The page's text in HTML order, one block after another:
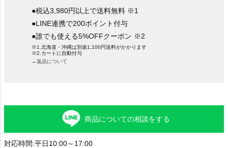
●税込3,980円以上で送料無料 ※1
●LINE連携で200ポイント付与
●誰でも使える5%OFFクーポン ※2
※1.北海道・沖縄は別途1,100円送料がかかります
※2.カートに自動付与
→返品について
商品についての相談をする
対応時間:平日10:00～17:00